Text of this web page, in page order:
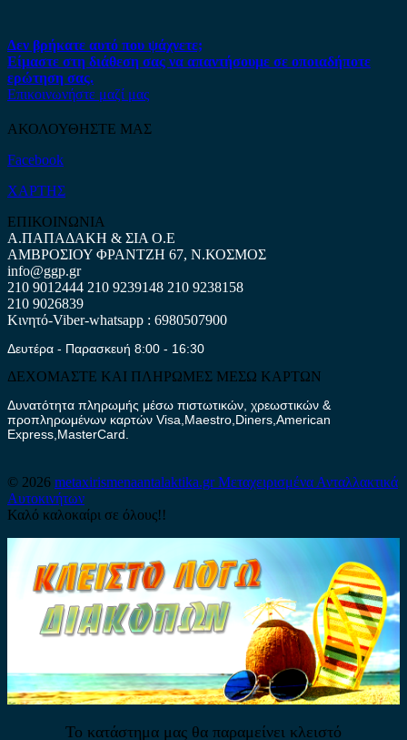
Δεν βρήκατε αυτό που ψάχνετε;
Είμαστε στη διάθεση σας να απαντήσουμε σε οποιαδήποτε
ερώτηση σας.
Επικοινωνήστε μαζί μας
ΑΚΟΛΟΥΘΗΣΤΕ ΜΑΣ
Facebook
ΧΑΡΤΗΣ
ΕΠΙΚΟΙΝΩΝΙΑ
Α.ΠΑΠΑΔΑΚΗ & ΣΙΑ Ο.Ε
ΑΜΒΡΟΣΙΟΥ ΦΡΑΝΤΖΗ 67, Ν.ΚΟΣΜΟΣ
info@ggp.gr
210 9012444 210 9239148 210 9238158
210 9026839
Κινητό-Viber-whatsapp : 6980507900
Δευτέρα - Παρασκευή 8:00 - 16:30
ΔΕΧΟΜΑΣΤΕ ΚΑΙ ΠΛΗΡΩΜΕΣ ΜΕΣΩ ΚΑΡΤΩΝ
Δυνατότητα πληρωμής μέσω πιστωτικών, χρεωστικών &
προπληρωμένων καρτών Visa,Maestro,Diners,American
Express,MasterCard.
© 2026 metaxirismenaantalaktika.grΜεταχειρισμένα Ανταλλακτικά
Αυτοκινήτων
Καλό καλοκαίρι σε όλους!!
Το κατάστημα μας θα παραμείνει κλειστό